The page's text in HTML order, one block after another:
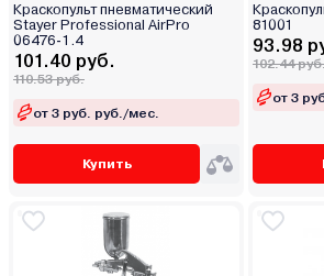
Краскопульт пневматический
Stayer Professional AirPro
06476-1.4
101.40 руб.
110.53 руб.
от 3 руб. руб./мес.
Купить
81001
93.98
102.44
от 3